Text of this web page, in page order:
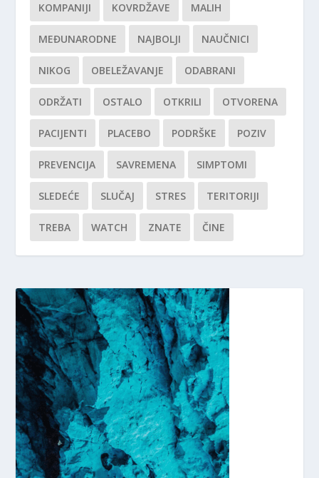
KOMPANIJI KOVRDŽAVE MALIH
MEĐUNARODNE NAJBOLJI NAUČNICI
NIKOG OBELEŽAVANJE ODABRANI
ODRŽATI OSTALO OTKRILI OTVORENA
PACIJENTI PLACEBO PODRŠKE POZIV
PREVENCIJA SAVREMENA SIMPTOMI
SLEDEĆE SLUČAJ STRES TERITORIJI
TREBA WATCH ZNATE ČINE